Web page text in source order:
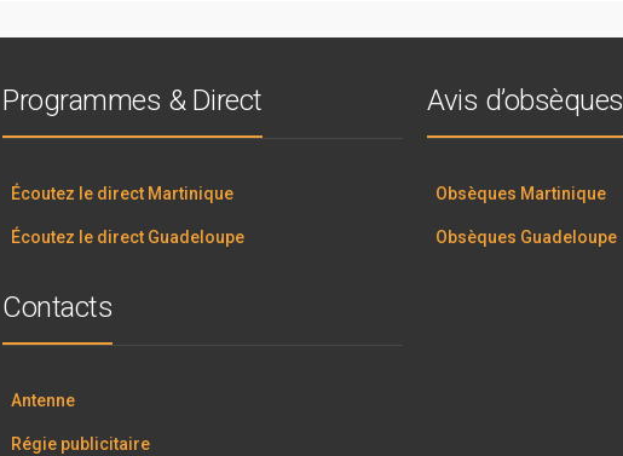
Programmes & Direct
Écoutez le direct Martinique
Écoutez le direct Guadeloupe
Avis d’obsèques
Obsèques Martinique
Obsèques Guadeloupe
Contacts
Antenne
Régie publicitaire